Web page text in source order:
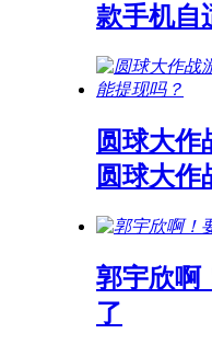
款手机自
圆球大作
圆球大作
郭宇欣啊
了